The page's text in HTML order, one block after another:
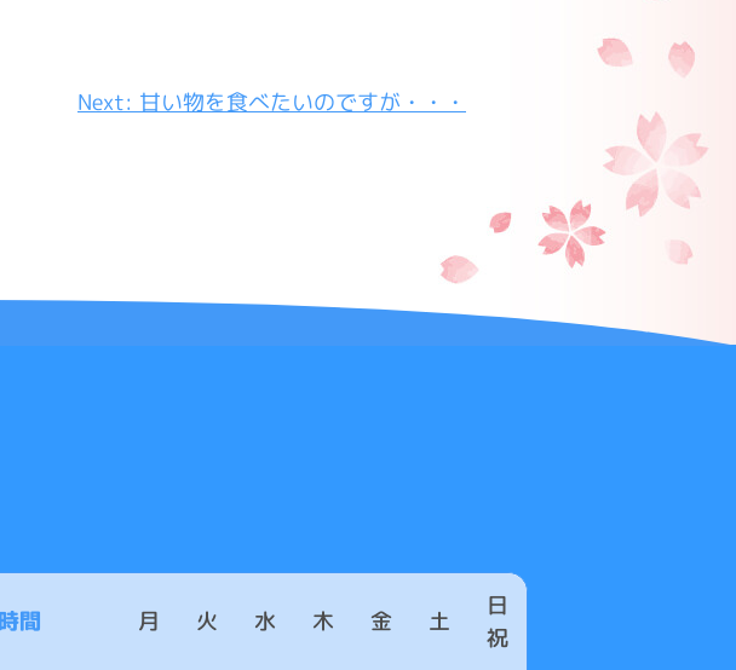
Next: 甘い物を食べたいのですが・・・
間 月 火 水 木 金 土
日
祝